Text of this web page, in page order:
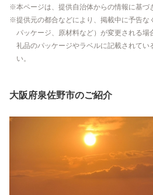
本ページは、提供自治体からの情報に基づ
提供元の都合などにより、掲載中に予告な
パッケージ、原材料など）が変更される場
礼品のパッケージやラベルに記載されてい
い。
大阪府泉佐野市のご紹介